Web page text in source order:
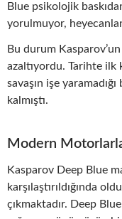
Blue psikolojik
yorulmuyor,
Bu durum
azaltıyordu. Tarihte
savaşın işe
kalmıştı.
Modern
Kasparov Deep Blue
karşılaştırıldığında
çıkmaktadır. Deep